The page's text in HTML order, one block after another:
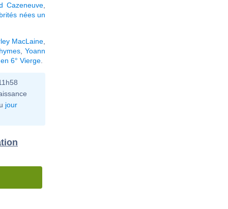
Cazeneuve
nées un
MacLaine
,Yoann
6° Vierge
jour